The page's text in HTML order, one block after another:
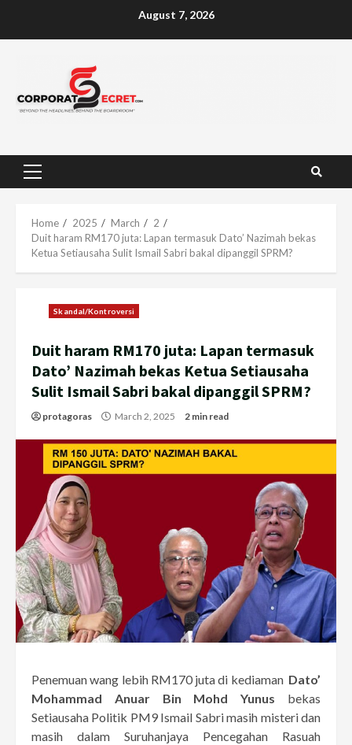
August 7, 2026
Primary
Home 2025 March
2
Duit haram RM170 juta: Lapan termasuk Dato’ Nazimah bekas
Ketua Setiausaha Sulit Ismail Sabri bakal dipanggil SPRM?
Skandal/Kontroversi
Duit haram RM170 juta: Lapan termasuk
Dato’ Nazimah bekas Ketua Setiausaha
Sulit Ismail Sabri bakal dipanggil SPRM?
protagoras March 2, 2025 2 min read
Penemuan wang lebih RM170 juta di kediaman Dato’
Mohammad Anuar Bin Mohd Yunus bekas
Setiausaha Politik PM9 Ismail Sabri masih misteri dan
masih dalam Suruhanjaya Pencegahan Rasuah